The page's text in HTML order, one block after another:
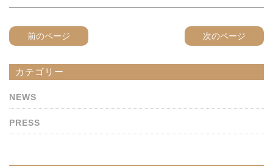
前のページ 次のページ
カテゴリー
NEWS
PRESS